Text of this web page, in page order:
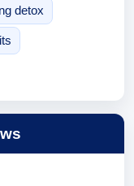
detox